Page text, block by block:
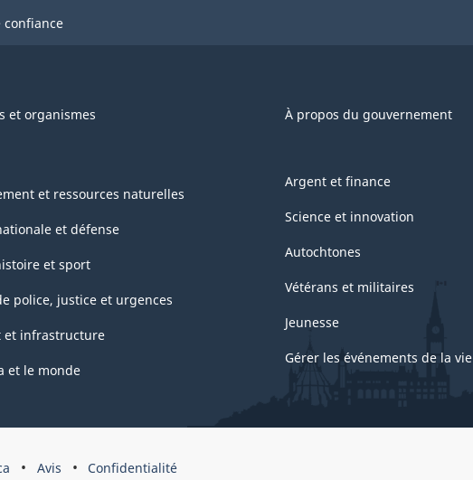
confiance
et organismes À propos du gouvernement
et ressources naturelles
et défense
et sport
police, justice et urgences
et infrastructure
et le monde
Argent et finance
Science et innovation
Autochtones
Vétérans et militaires
Jeunesse
Gérer les événements de la vie
Avis Confidentialité